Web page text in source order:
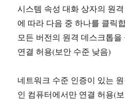
시스템 속성 대화 상자의 원
에 따라 다음 중 하나를 클릭
모든 버전의 원격 데스크톱
연결 허용(보안 수준 낮음)
네트워크 수준 인증이 있는
인 컴퓨터에서만 연결 허용(